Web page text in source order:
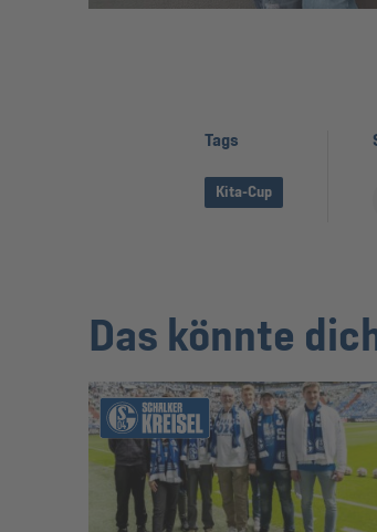
Tags
Kita-Cup
Das könnte